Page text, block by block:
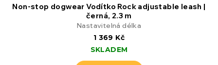
Non-stop dogwear Vodítko Rock adjustable leash |
černá, 2.3 m
Nastavitelná délka
1 369 Kč
SKLADEM